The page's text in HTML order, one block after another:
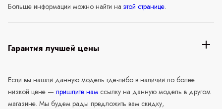
Больше информации можно найти на этой странице.
Гарантия лучшей цены
Если вы нашли данную модель где-либо в наличии по более
низкой цене — пришлите нам ссылку на данную модель в другом
магазине. Мы будем рады предложить вам скидку,